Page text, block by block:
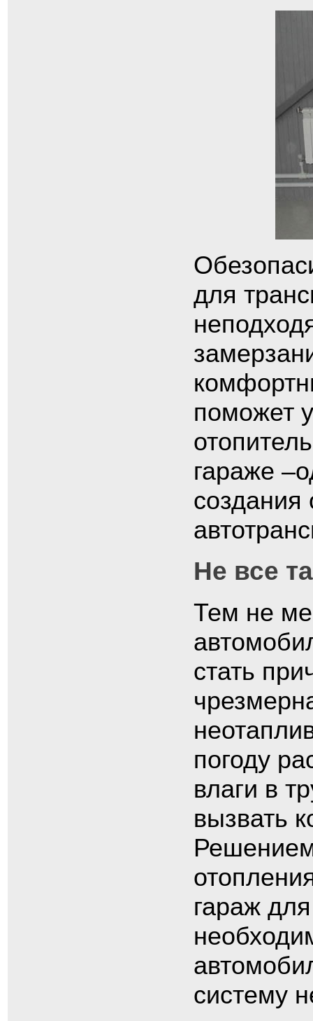
для
поможет
гараже
создания
Не все
Тем не
стать
погоду
влаги в
вызвать
гараж
систему